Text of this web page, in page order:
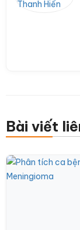
Bài viết